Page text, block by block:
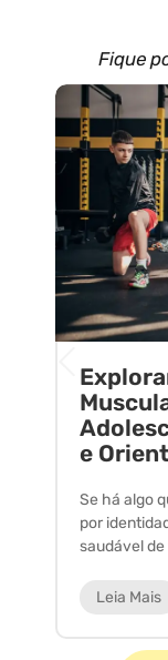
Fique
e
Se há algo
por
saudável de
Leia Mais